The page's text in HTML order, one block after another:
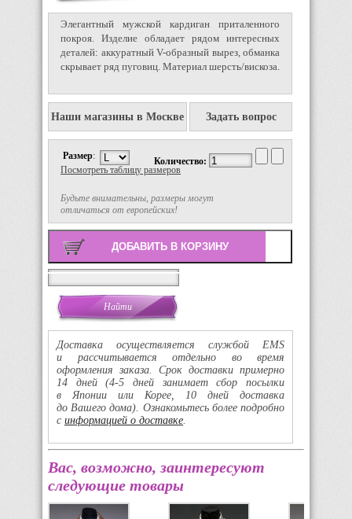
Элегантный мужской кардиган приталенного
покроя. Изделие обладает рядом интересных
деталей: аккуратный V-образный вырез, обманка
скрывает ряд пуговиц. Материал шерсть/вискоза.
Наши магазины в Москве Задать вопрос
Размер:
Будьте внимательны, размеры могут
отличаться от европейских!
Посмотреть таблицу размеров
Количество:
Поиск
Доставка осуществляется службой EMS
и рассчитывается отдельно во время
оформления заказа. Срок доставки примерно
14 дней(4-5 дней занимает сбор посылки
в Японии или Корее, 10 дней доставка
до Вашего дома). Ознакомьтесь более подробно
с информацией о доставке
Вас, возможно, заинтересуют
следующие товары